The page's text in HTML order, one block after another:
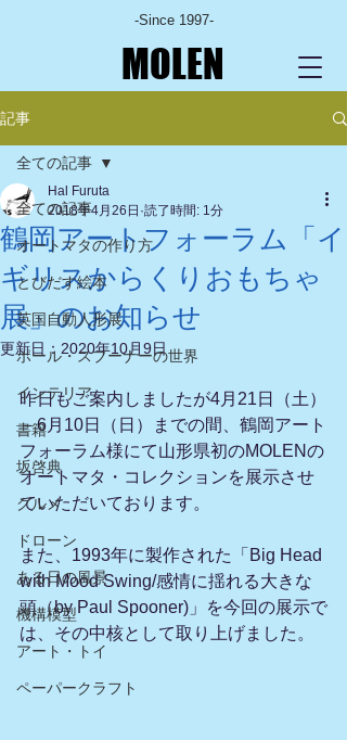
-Since 1997-
MOLEN
記事
全ての記事
オートマタの作り方
とびだす絵本
英国自動人形展
ポール・スプーナーの世界
インテリア
書籍
坂啓典
グルメ
ドローン
ある日の風景
機構模型
アート・トイ
ペーパークラフト
全ての記事
鶴岡アートフォーラム「イ
ギリスからくりおもちゃ
展」のお知らせ
Hal Furuta
2018年4月26日 読了時間: 1分
更新日： 2020年10月9日
昨日もご案内しましたが4月21日（土）
－6月10日（日）までの間、鶴岡アート
フォーラム様にて山形県初のMOLENの
オートマタ・コレクションを展示させ
ていただいております。
また、1993年に製作された「Big Head
with Mood Swing/感情に揺れる大きな
頭（by Paul Spooner)」を今回の展示で
は、その中核として取り上げました。